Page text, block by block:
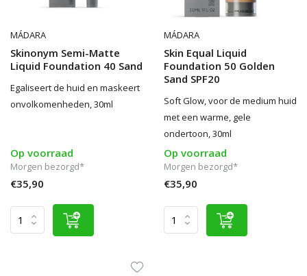
MÁDARA
Skinonym Semi-Matte
Liquid Foundation 40 Sand
Egaliseert de huid en maskeert
onvolkomenheden, 30ml
Op voorraad
Morgen bezorgd*
€35,90
MÁDARA
Skin Equal Liquid
Foundation 50 Golden
Sand SPF20
Soft Glow, voor de medium huid
met een warme, gele
ondertoon, 30ml
Op voorraad
Morgen bezorgd*
€35,90